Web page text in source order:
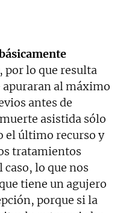
, por lo que resulta
al máximo
antes de
asistida sólo
el último recurso y
tratamientos
caso, lo que nos
tiene un agujero
porque si la